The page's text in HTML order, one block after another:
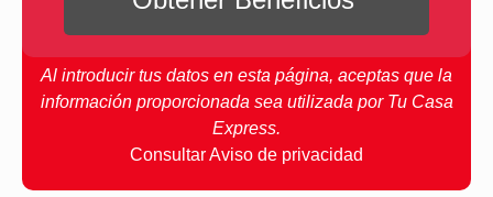
Al introducir tus datos en esta página, aceptas que la
información proporcionada sea utilizada por Tu Casa
Express.
Consultar Aviso de privacidad